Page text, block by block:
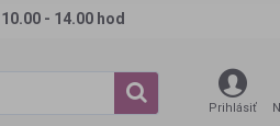
- 14.00 hod
Prihlásiť